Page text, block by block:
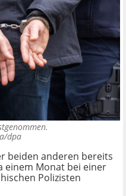
dpa
beiden anderen bereits
einem Monat bei einer
Polizisten